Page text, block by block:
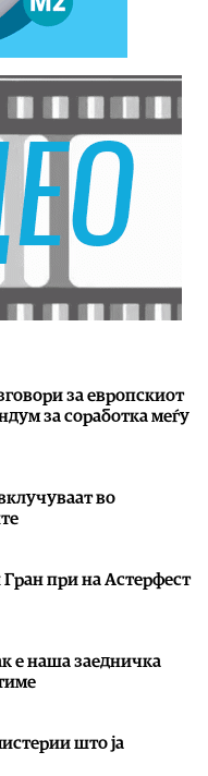
за европскиот
за соработка меѓу
во
при на Астерфест
е наша заедничка
што ја